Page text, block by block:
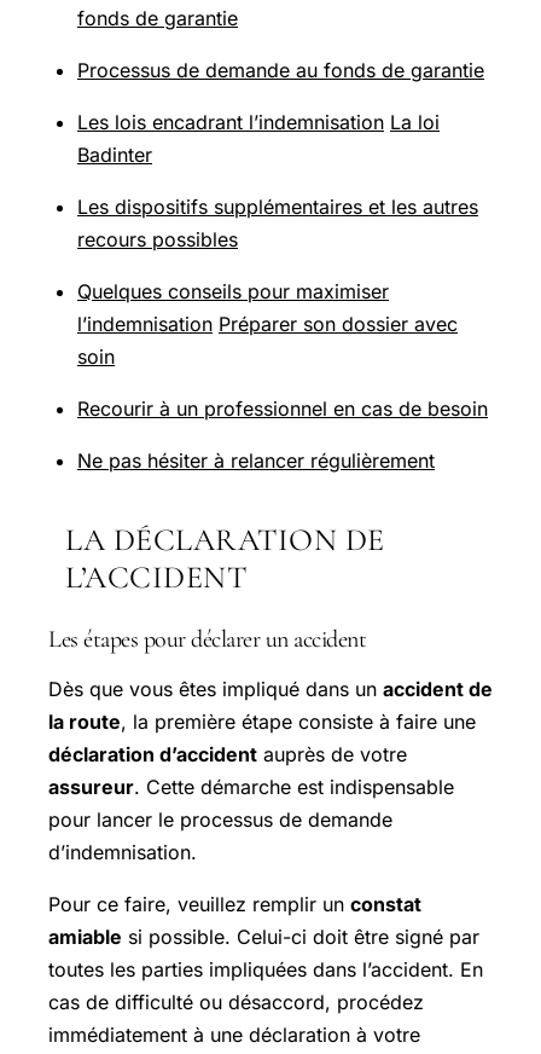
fonds de garantie
Processus de demande au fonds de garantie
Les lois encadrant l’indemnisation La loi
Badinter
Les dispositifs supplémentaires et les autres
recours possibles
Quelques conseils pour maximiser
l’indemnisation Préparer son dossier avec
soin
Recourir à un professionnel en cas de besoin
Ne pas hésiter à relancer régulièrement
LA DÉCLARATION DE
L’ACCIDENT
Les étapes pour déclarer un accident
Dès que vous êtes impliqué dans un accident de
la route, la première étape consiste à faire une
déclaration d’accident auprès de votre
assureur. Cette démarche est indispensable
pour lancer le processus de demande
d’indemnisation.
Pour ce faire, veuillez remplir un constat
amiable si possible. Celui-ci doit être signé par
toutes les parties impliquées dans l’accident. En
cas de difficulté ou désaccord, procédez
immédiatement à une déclaration à votre